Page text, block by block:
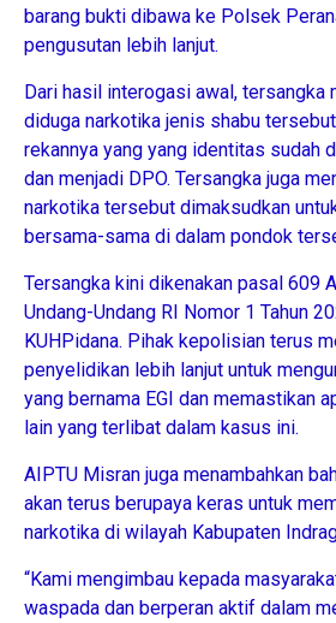
barang bukti dibawa ke Polsek
pengusutan lebih lanjut.
Dari hasil interogasi awal, tersangka
diduga narkotika jenis shabu
rekannya yang yang identitas sudah
dan menjadi DPO. Tersangka juga
narkotika tersebut dimaksudkan
bersama-sama di dalam pondok
Tersangka kini dikenakan pasal 609
Undang-Undang RI Nomor 1 Tahun
KUHPidana. Pihak kepolisian terus
penyelidikan lebih lanjut untuk
yang bernama EGI dan memastikan
lain yang terlibat dalam kasus ini.
AIPTU Misran juga menambahkan
akan terus berupaya keras untuk
narkotika di wilayah Kabupaten
“Kami mengimbau kepada
waspada dan berperan aktif dalam